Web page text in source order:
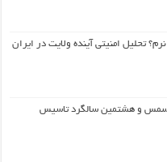
تحلیل امنیتی آینده ولایت در ایران
و هشتمین سالگرد تاسیس